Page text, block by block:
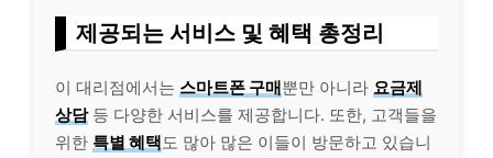
제공되는 서비스 및 혜택 총정리
이 대리점에서는 스마트폰 구매뿐만 아니라 요금제
상담등 다양한 서비스를 제공합니다. 또한, 고객들을
위한 특별 혜택도 많아 많은 이들이 방문하고 있습니